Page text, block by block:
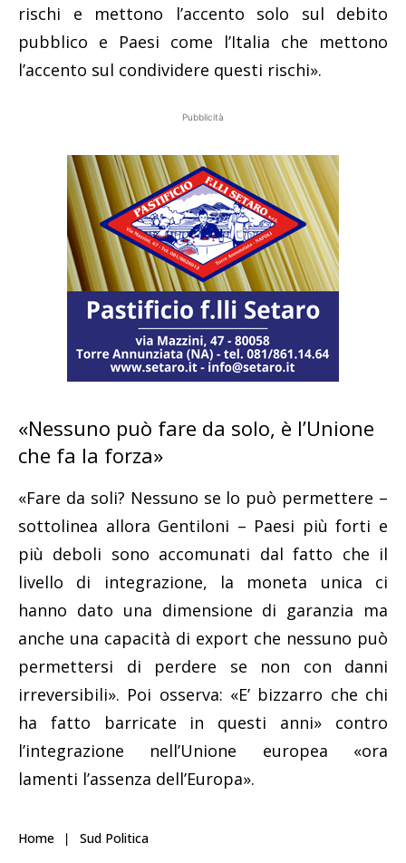
rischi e mettono l’accento solo sul debito
pubblico e Paesi come l’Italia che mettono
l’accento sul condividere questi rischi».
Pubblicità
«Nessuno può fare da solo, è l’Unione
che fa la forza»
«Fare da soli? Nessuno se lo può permettere –
sottolinea allora Gentiloni – Paesi più forti e
più deboli sono accomunati dal fatto che il
livello di integrazione, la moneta unica ci
hanno dato una dimensione di garanzia ma
anche una capacità di export che nessuno può
permettersi di perdere se non con danni
irreversibili». Poi osserva: «E’ bizzarro che chi
ha fatto barricate in questi anni» contro
l’integrazione nell’Unione europea «ora
lamenti l’assenza dell’Europa».
Home Sud Politica